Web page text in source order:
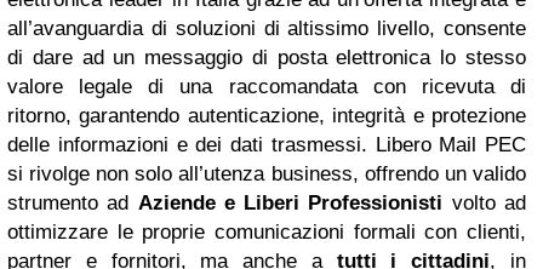
all’avanguardia di soluzioni di altissimo livello, consente
di dare ad un messaggio di posta elettronica lo stesso
valore legale di una raccomandata con ricevuta di
ritorno, garantendo autenticazione, integrità e protezione
delle informazioni e dei dati trasmessi. Libero Mail PEC
si rivolge non solo all’utenza business, offrendo un valido
strumento ad Aziende e Liberi Professionisti volto ad
ottimizzare le proprie comunicazioni formali con clienti,
partner e fornitori, ma anche a tutti i cittadini, in